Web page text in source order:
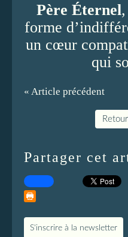
Père Éternel
forme
un cœur
qui
« Article précédent
Partager cet
S'inscrire à la newsletter